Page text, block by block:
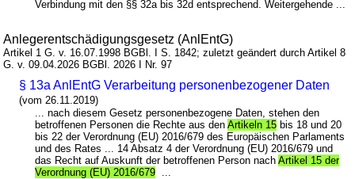
Verbindung mit den §§ 32a bis 32d entsprechend. Weitergehende ...
Anlegerentschädigungsgesetz (AnlEntG)
Artikel 1 G. v. 16.07.1998 BGBl. I S. 1842; zuletzt geändert durch Artikel 8
G. v. 09.04.2026 BGBl. 2026 I Nr. 97
§ 13a AnlEntG Verarbeitung personenbezogener Daten
(vom 26.11.2019)
... nach diesem Gesetz personenbezogene Daten, stehen den
betroffenen Personen die Rechte aus denArtikeln 15 bis 18 und 20
bis 22 der Verordnung (EU) 2016/679 des Europäischen Parlaments
und des Rates ... 14 Absatz 4 der Verordnung (EU) 2016/679 und
das Recht auf Auskunft der betroffenen Person nachArtikel 15 der
Verordnung (EU) 2016/679